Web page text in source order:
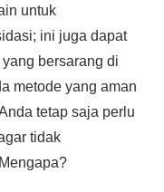
untuk
ini juga dapat
bersarang di
metode yang aman
tetap saja perlu
tidak